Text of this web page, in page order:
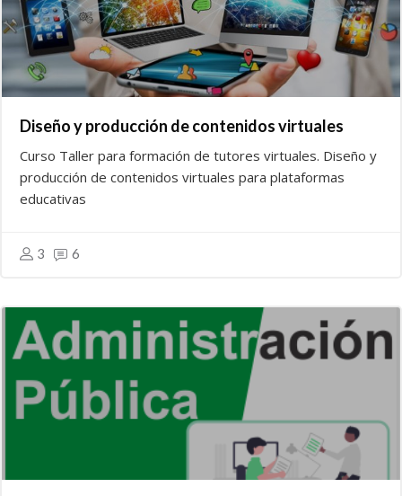
Diseño y producción de contenidos virtuales
Curso Taller para formación de tutores virtuales. Diseño y
producción de contenidos virtuales para plataformas
educativas
3 6